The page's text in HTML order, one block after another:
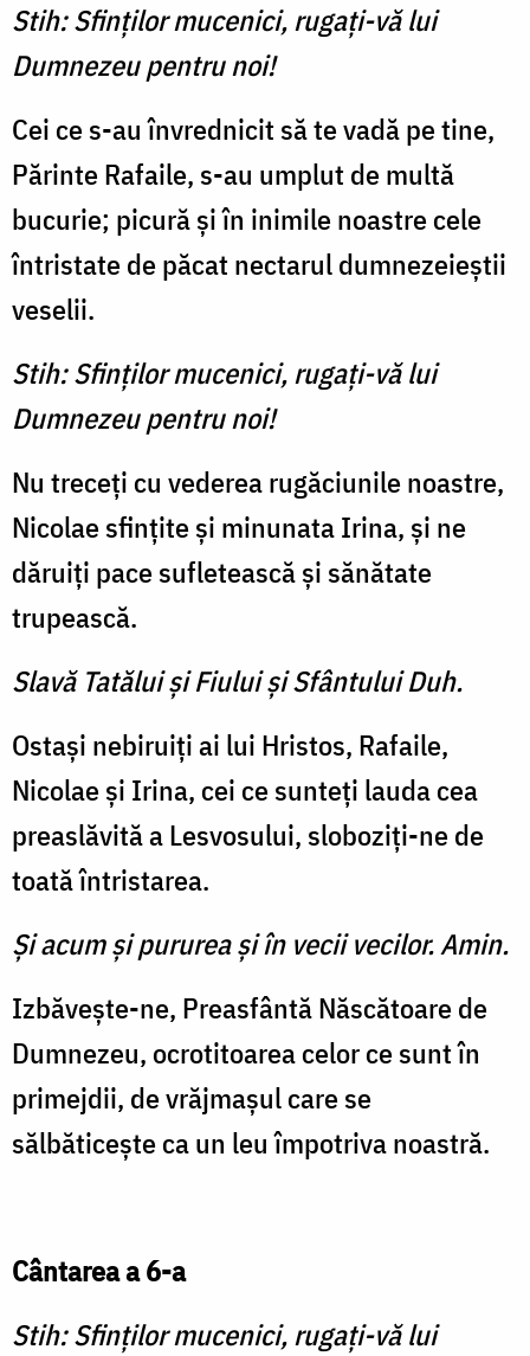
Stih: Sfinților mucenici, rugați-vă lui
Dumnezeu pentru noi!
Cei ce s-au învrednicit să te vadă pe tine,
Părinte Rafaile, s-au umplut de multă
bucurie; picură și în inimile noastre cele
întristate de păcat nectarul dumnezeieștii
veselii.
Stih: Sfinților mucenici, rugați-vă lui
Dumnezeu pentru noi!
Nu treceți cu vederea rugăciunile noastre,
Nicolae sfințite și minunata Irina, și ne
dăruiți pace sufletească și sănătate
trupească.
Slavă Tatălui şi Fiului şi Sfântului Duh.
Ostași nebiruiți ai lui Hristos, Rafaile,
Nicolae și Irina, cei ce sunteți lauda cea
preaslăvită a Lesvosului, sloboziți-ne de
toată întristarea.
Şi acum şi pururea şi în vecii vecilor. Amin.
Izbăvește-ne, Preasfântă Născătoare de
Dumnezeu, ocrotitoarea celor ce sunt în
primejdii, de vrăjmașul care se
sălbăticește ca un leu împotriva noastră.
Cântarea a 6-a
Stih: Sfinților mucenici, rugați-vă lui